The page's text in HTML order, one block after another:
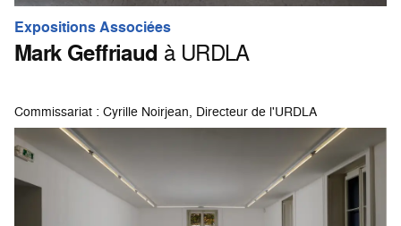
Expositions Associées
Mark Geffriaud à URDLA
Commissariat : Cyrille Noirjean, Directeur de l'URDLA